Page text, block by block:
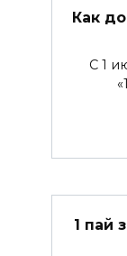
Как
С 1
1 пай